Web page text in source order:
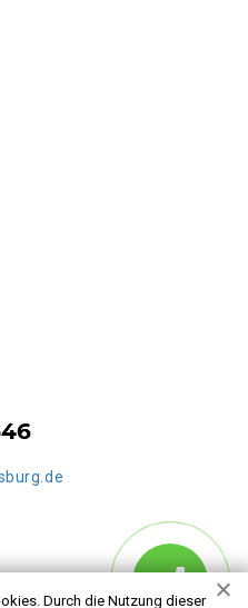
Durch die Nutzung dieser